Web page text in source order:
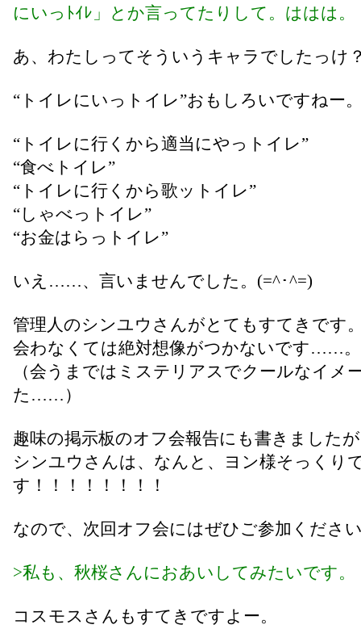
にいっﾄｲﾚ」とか言ってたりして。ははは。
あ、わたしってそういうキャラでしたっ
“トイレにいっトイレ”おもしろいですねー
“トイレに行くから適当にやっトイレ”
“食べトイレ”
“トイレに行くから歌ットイレ”
“しゃべっトイレ”
“お金はらっトイレ”
いえ……、言いませんでした。(=^･^=)
管理人のシンユウさんがとてもすてきです
会わなくては絶対想像がつかないです……。
（会うまではミステリアスでクールなイメ
た……）
趣味の掲示板のオフ会報告にも書きましたが
シンユウさんは、なんと、ヨン様そっくり
す！！！！！！！！
なので、次回オフ会にはぜひご参加くださ
>私も、秋桜さんにおあいしてみたいです。
コスモスさんもすてきですよー。